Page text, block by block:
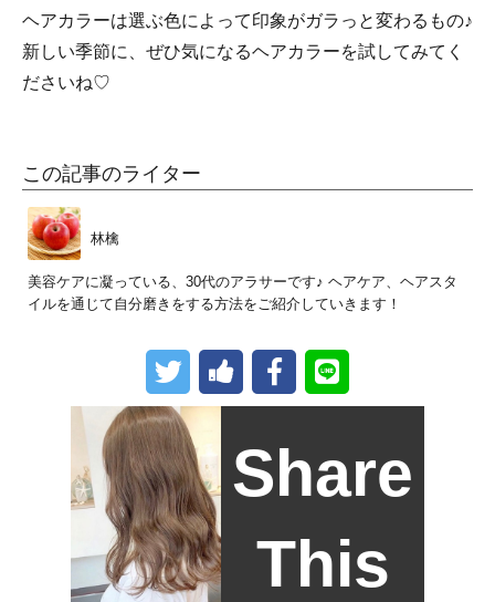
ヘアカラーは選ぶ色によって印象がガラっと変わるもの♪
新しい季節に、ぜひ気になるヘアカラーを試してみてく
ださいね♡
この記事のライター
林檎
美容ケアに凝っている、30代のアラサーです♪ ヘアケア、ヘアスタ
イルを通じて自分磨きをする方法をご紹介していきます！
Share
This